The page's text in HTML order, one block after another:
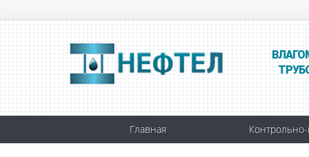
Главная